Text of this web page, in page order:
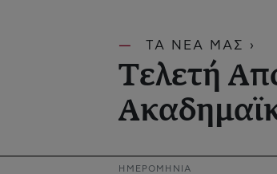
ΤΑ ΝΕΑ ΜΑΣ ›
Τελετή
ΗΜΕΡΟΜΗΝΙΑ